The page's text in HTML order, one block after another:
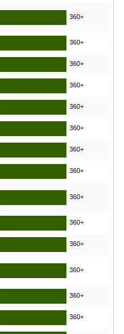
360+
360+
360+
360+
360+
360+
360+
360+
360+
360+
360+
360+
360+
360+